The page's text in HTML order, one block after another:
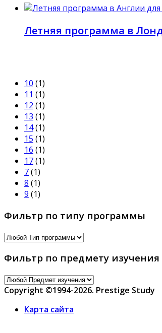
Летняя программа в
10 (1)
11 (1)
12 (1)
13 (1)
14(1)
15 (1)
16 (1)
17(1)
7(1)
8 (1)
9 (1)
Фильтр по типу программы
Фильтр по предмету изучения
Copyright ©1994-2026. Prestige Study
Карта сайта